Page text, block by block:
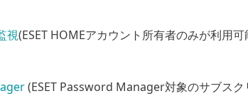
視(ESET HOMEアカウント所有者のみが利用可
(ESET Password Manager対象のサブス